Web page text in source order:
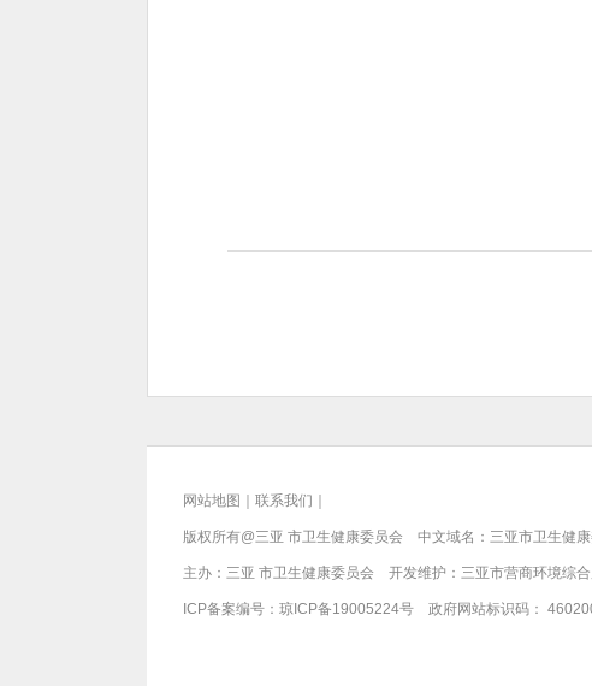
网站地图 联系我们
版权所有@三亚 市卫生健康委员会 中文域名：三亚市卫生健
主办：三亚 市卫生健康委员会 开发维护：三亚市营商环境综
ICP备案编号： 琼ICP备19005224号 政府网站标识码：